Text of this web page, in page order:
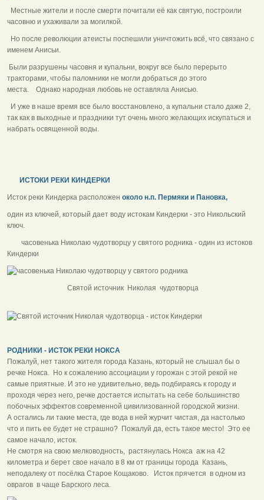
Местные жители и после смерти почитали её как святую, построили
часовню и ухаживали за могилкой.
Но после революции атеисты поспешили уничтожить всё, что связано с
именем Анисьи.
Были разрушены часовня и купальни, вокруг все было перерыто
тракторами, чтобы паломники не могли добраться до этого
места. Однако народная любовь не оставляла Анисью.
И уже в наше время все было восстановлено, а купальни стало даже 2,
так как в выходные и праздники тут очень много желающих искупаться и
набрать освященной воды.
ИСТОКИ РЕКИ КИНДЕРКИ
Исток реки Киндерка расположен около н.п. Пермяки и Пановка,
один из ключей, который дает воду истокам Киндерки - это Никольский
ключ.
часовенька Николаю чудотворцу у святого родника - один из истоков
Киндерки
Святой источник Николая чудотворца
РОДНИКИ - ИСТОК РЕКИ НОКСА
Пожалуй, нет такого жителя города Казань, который не слышал бы о
речке Нокса. Но к сожалению ассоциации у горожан с этой рекой не
самые приятные. И это не удивительно, ведь подбираясь к городу и
проходя через него, речке достается испытать на себе большинство
побочных эффектов современной цивилизованной городской жизни.
А остались ли такие места, где вода в ней журчит чистая, да настолько
что и пить ее будет не страшно? Пожалуй да, есть такое место! Это ее
самое начало, исток.
Не смотря на свою мелководность, растянулась Нокса аж на 42
километра и берет свое начало в 8 км от границы города Казань,
неподалеку от посёлка Старое Кощаково. Исток прячется в одном из
оврагов в чаще Барского леса.